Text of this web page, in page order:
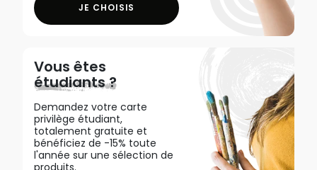
JE CHOISIS
Vous êtes
étudiants ?
Demandez votre carte
privilège étudiant,
totalement gratuite et
bénéficiez de -15% toute
l'année sur une sélection de
produits.